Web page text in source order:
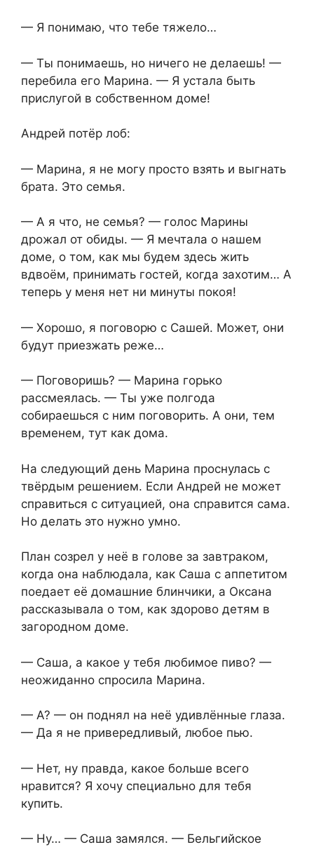
— Я понимаю, что тебе тяжело…
— Ты понимаешь, но ничего не делаешь! —
перебила его Марина. — Я устала быть
прислугой в собственном доме!
Андрей потёр лоб:
— Марина, я не могу просто взять и выгнать
брата. Это семья.
— А я что, не семья? — голос Марины
дрожал от обиды. — Я мечтала о нашем
доме, о том, как мы будем здесь жить
вдвоём, принимать гостей, когда захотим… А
теперь у меня нет ни минуты покоя!
— Хорошо, я поговорю с Сашей. Может, они
будут приезжать реже…
— Поговоришь? — Марина горько
рассмеялась. — Ты уже полгода
собираешься с ним поговорить. А они, тем
временем, тут как дома.
На следующий день Марина проснулась с
твёрдым решением. Если Андрей не может
справиться с ситуацией, она справится сама.
Но делать это нужно умно.
План созрел у неё в голове за завтраком,
когда она наблюдала, как Саша с аппетитом
поедает её домашние блинчики, а Оксана
рассказывала о том, как здорово детям в
загородном доме.
— Саша, а какое у тебя любимое пиво? —
неожиданно спросила Марина.
— А? — он поднял на неё удивлённые глаза.
— Да я не привередливый, любое пью.
— Нет, ну правда, какое больше всего
нравится? Я хочу специально для тебя
купить.
— Ну… — Саша замялся. — Бельгийское